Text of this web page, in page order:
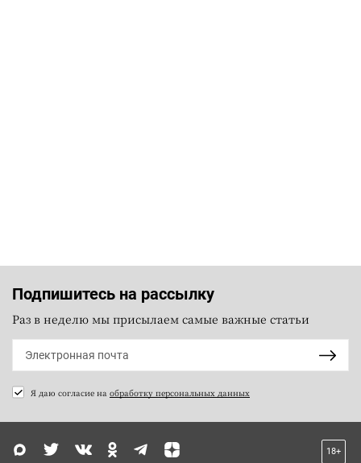
Подпишитесь на рассылку
Раз в неделю мы присылаем самые важные статьи
Я даю согласие на обработку персональных данных
18+